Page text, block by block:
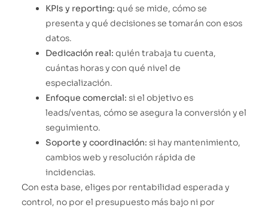
KPIs y reporting: qué se mide, cómo se
presenta y qué decisiones se tomarán con esos
datos.
Dedicación real: quién trabaja tu cuenta,
cuántas horas y con qué nivel de
especialización.
Enfoque comercial: si el objetivo es
leads/ventas, cómo se asegura la conversión y el
seguimiento.
Soporte y coordinación: si hay mantenimiento,
cambios web y resolución rápida de
incidencias.
Con esta base, eliges por rentabilidad esperada y
control, no por el presupuesto más bajo ni por